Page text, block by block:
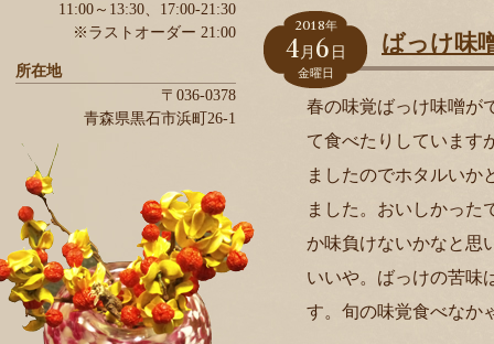
11:00～13:30、 17:00-21:30
※ラストオーダー 21:00
所在地
〒036-0378
青森県黒石市浜町26-1
2018年
4 月 6 日
金曜日
ばっけ味
春の味覚ばっけ味噌が
て食べたりしています
ましたのでホタルいか
ました。おいしかった
か味負けないかなと思
いいや。ばっけの苦味
す。旬の味覚食べなか